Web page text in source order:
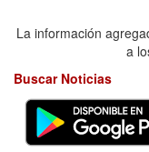
La información
a
Buscar Noticias